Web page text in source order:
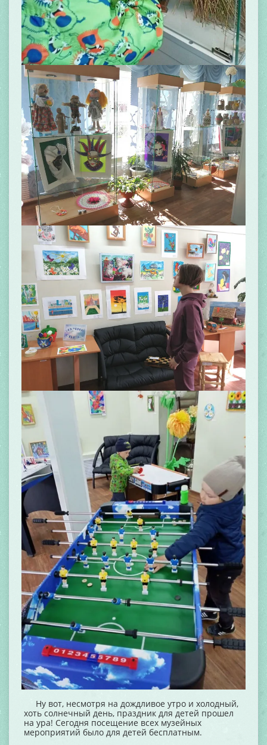
Ну вот, несмотря на дождливое утро и холодный,
хоть солнечный день, праздник для детей прошел
на ура! Сегодня посещение всех музейных
мероприятий было для детей бесплатным.